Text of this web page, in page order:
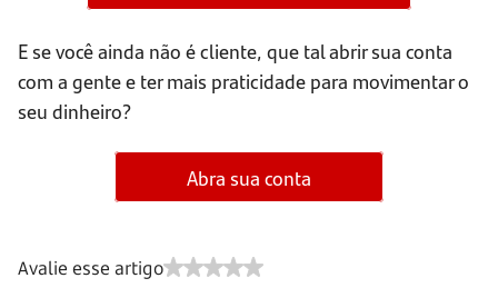
E se você ainda não é cliente, que tal abrir sua conta
com a gente e ter mais praticidade para movimentar o
seu dinheiro?
Abra sua conta
Avalie esse artigo